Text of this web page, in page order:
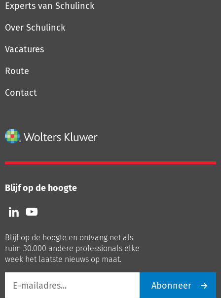
Experts van Schulinck
Over Schulinck
Vacatures
Route
Contact
Blijf op de hoogte
Volg
ons
LinkedIn
Volg
ons
Youtube
Blijf op de hoogte en ontvang net als
ruim 30.000 andere professionals elke
week het laatste nieuws op maat.
mailadres
Abonneer